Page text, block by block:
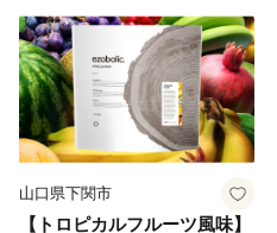
山口県下関市
【トロピカルフルーツ風味】